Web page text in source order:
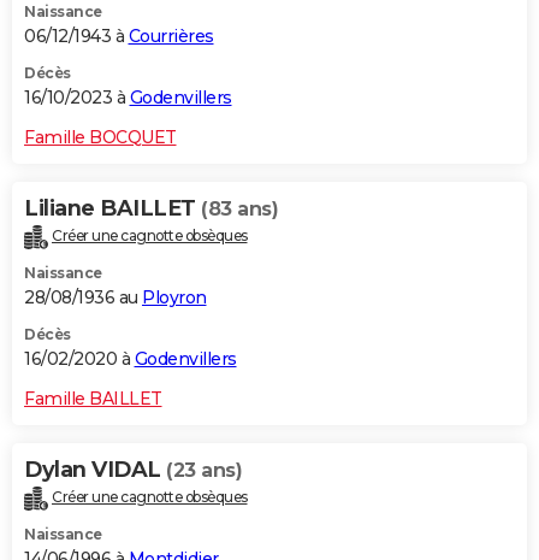
GUIDES D'ACHAT
BONS PLANS
CARTE DE VOEUX
Dictionnaire
Biographies
Citations
Expressions
Proverbes
PROGRAMME TV
COPAINS D'AVANT
S'inscrire
Se connecter
Lycées
Collèges
Primaires
Universités
Entreprises
Service militaire
Avis de recherche
AVIS DE DÉCÈS
Naissance
06/12/1943 à Courrières
Décès
16/10/2023 à Godenvillers
Famille BOCQUET
Liliane BAILLET (83 ans)
Créer une cagnotte obsèques
Naissance
28/08/1936 au Ployron
Décès
16/02/2020 à Godenvillers
Famille BAILLET
Dylan VIDAL (23 ans)
Créer une cagnotte obsèques
Naissance